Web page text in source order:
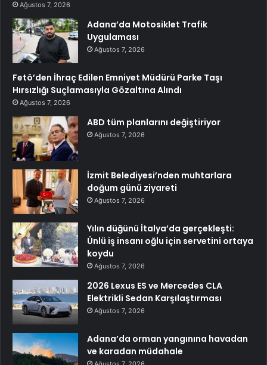
Ağustos 7, 2026
Adana’da Motosiklet Trafik
Uygulaması
Ağustos 7, 2026
Fetö’den İhraç Edilen Emniyet Müdürü Parke Taşı
Hırsızlığı Suçlamasıyla Gözaltına Alındı
Ağustos 7, 2026
ABD tüm planlarını değiştiriyor
Ağustos 7, 2026
İzmit Belediyesi’nden muhtarlara
doğum günü ziyareti
Ağustos 7, 2026
Yılın düğünü İtalya’da gerçekleşti:
Ünlü iş insanı oğlu için servetini ortaya
koydu
Ağustos 7, 2026
2026 Lexus ES ve Mercedes CLA
Elektrikli Sedan Karşılaştırması
Ağustos 7, 2026
Adana’da orman yangınına havadan
ve karadan müdahale